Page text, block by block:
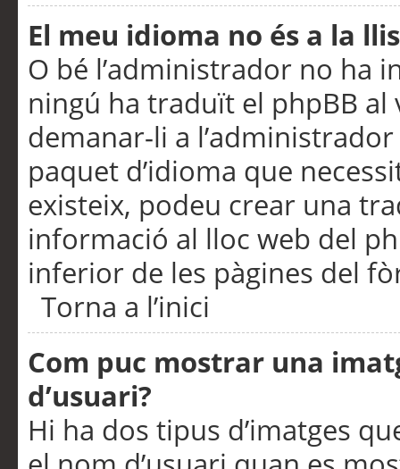
El meu idioma no és a la
O bé l’administrador no ha
ningú ha traduït el phpBB
demanar-li a
paquet d’idioma que
existeix, podeu crear una
informació al lloc web del
inferior de les pàgines del
Torna a l’inici
Com puc mostrar una
d’usuari?
Hi ha dos tipus d’imatges